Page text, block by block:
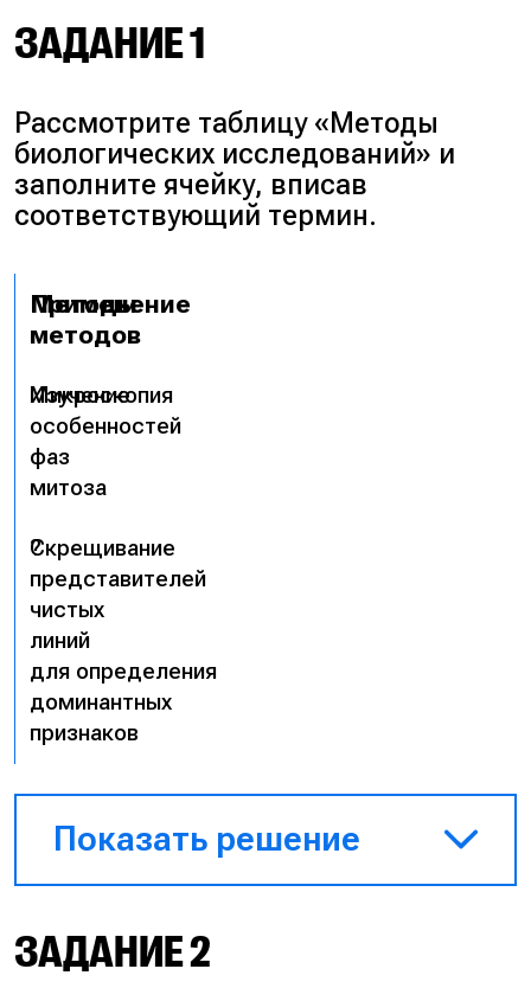
ЗАДАНИЕ 1
Рассмотрите таблицу «Методы
биологических исследований» и
заполните ячейку, вписав
соответствующий термин.
Методы
Применение
методов
Микроскопия
Изучение
особенностей
фаз
митоза
?
Скрещивание
представителей
чистых
линий
для определения
доминантных
признаков
Показать решение
различных особей получаются
гибриды, поэтому метод, когда
ЗАДАНИЕ 2